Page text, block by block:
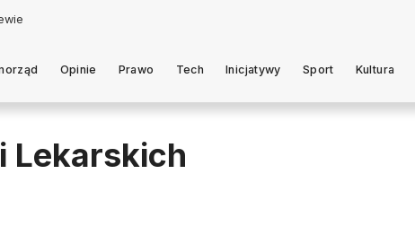
Opinie Prawo Tech Inicjatywy Sport Kultura
Lekarskich